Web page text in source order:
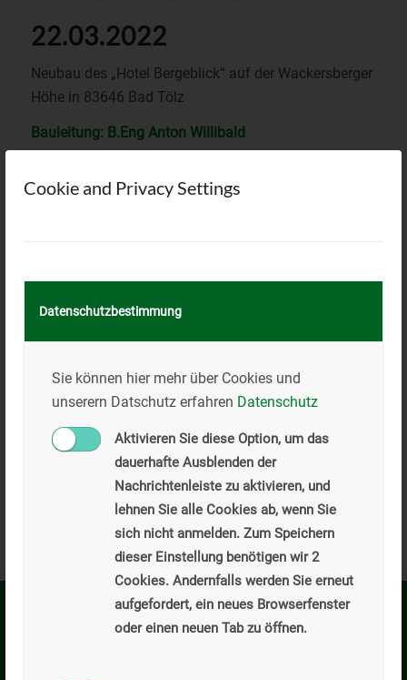
Cookie and Privacy Settings
Datenschutzbestimmung
Sie können hier mehr über Cookies und
unserern Datschutz erfahren Datenschutz
Aktivieren Sie diese Option, um das
dauerhafte Ausblenden der
Nachrichtenleiste zu aktivieren, und
lehnen Sie alle Cookies ab, wenn Sie
sich nicht anmelden. Zum Speichern
dieser Einstellung benötigen wir 2
Cookies. Andernfalls werden Sie erneut
aufgefordert, ein neues Browserfenster
oder einen neuen Tab zu öffnen.
22.03.2022
Neubau des „Hotel Bergeblick“ auf der Wackersberger
Höhe in 83646 Bad Tölz
Bauleitung: B.Eng Anton Willibald
Kilian Willibald GmbH